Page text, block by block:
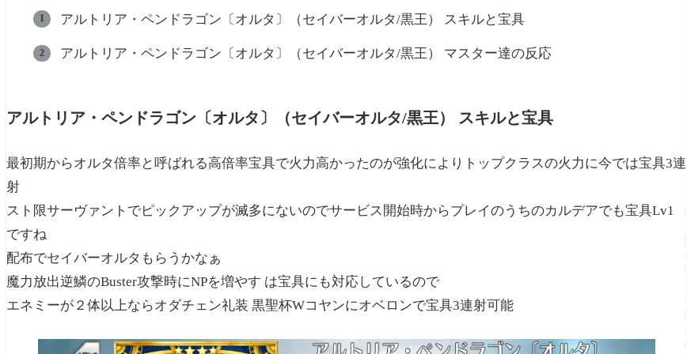
アルトリア・ペンドラゴン〔オルタ〕（セイバーオルタ/黒王） スキルと宝具
アルトリア・ペンドラゴン〔オルタ〕（セイバーオルタ/黒王） マスター達の反応
アルトリア・ペンドラゴン〔オルタ〕（セイバーオルタ/黒王） スキルと宝具
最初期からオルタ倍率と呼ばれる高倍率宝具で火力高かったのが強化によりトップクラスの火力に今では宝具3連
射
スト限サーヴァントでピックアップが滅多にないのでサービス開始時からプレイのうちのカルデアでも宝具Lv1
ですね
配布でセイバーオルタもらうかなぁ
魔力放出逆鱗のBuster攻撃時にNPを増やす は宝具にも対応しているので
エネミーが２体以上ならオダチェン礼装 黒聖杯Wコヤンにオベロンで宝具3連射可能